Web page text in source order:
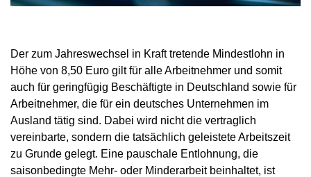
Der zum Jahreswechsel in Kraft tretende Mindestlohn in
Höhe von 8,50 Euro gilt für alle Arbeitnehmer und somit
auch für geringfügig Beschäftigte in Deutschland sowie für
Arbeitnehmer, die für ein deutsches Unternehmen im
Ausland tätig sind. Dabei wird nicht die vertraglich
vereinbarte, sondern die tatsächlich geleistete Arbeitszeit
zu Grunde gelegt. Eine pauschale Entlohnung, die
saisonbedingte Mehr- oder Minderarbeit beinhaltet, ist